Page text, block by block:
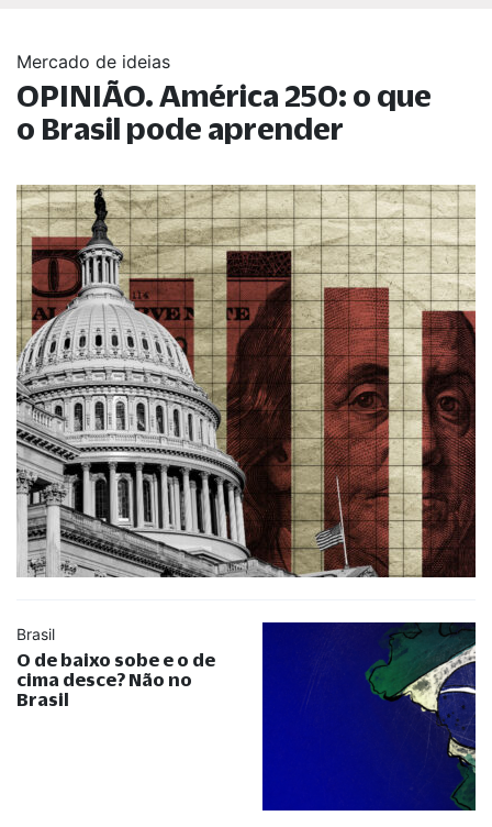
Mercado de ideias
OPINIÃO. América 250: o que
o Brasil pode aprender
Brasil
O de baixo sobe e o de
cima desce? Não no
Brasil